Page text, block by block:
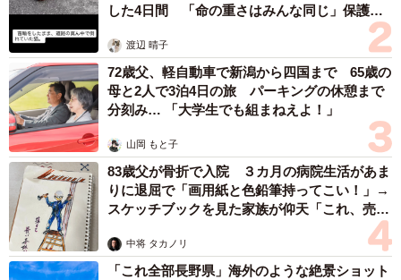
した4日間 「命の重さはみんな同じ」保護団
渡辺 晴子
72歳父、軽自動車で新潟から四国まで 65歳の
母と2人で3泊4日の旅 パーキングの休憩まで
分刻み… 「大学生でも組まねえよ！」
山岡 もと子
83歳父が骨折で入院 ３カ月の病院生活があま
りに退屈で「画用紙と色鉛筆持ってこい！」→
スケッチブックを見た家族が仰天「これ、売れ
中将 タカノリ
「これ全部長野県」海外のような絶景ショット